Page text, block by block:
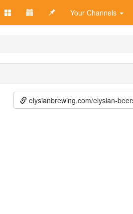
Your Channels
elysianbrewing.com/elysian-